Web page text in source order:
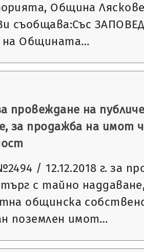
Община
съобщава:Със ЗАПОВЕД
на Общината…
провеждане на
за продажба на имот
/ 12.12.2018 г. за
с тайно
общинска
поземлен имот…